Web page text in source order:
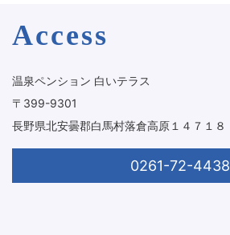
Access
温泉ペンション 白いテラス
〒399-9301
長野県北安曇郡白馬村落倉高原１４７１８
0261-72-4438